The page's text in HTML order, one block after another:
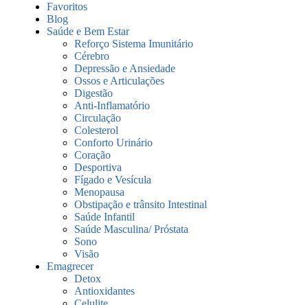
Favoritos
Blog
Saúde e Bem Estar
Reforço Sistema Imunitário
Cérebro
Depressão e Ansiedade
Ossos e Articulações
Digestão
Anti-Inflamatório
Circulação
Colesterol
Conforto Urinário
Coração
Desportiva
Fígado e Vesícula
Menopausa
Obstipação e trânsito Intestinal
Saúde Infantil
Saúde Masculina/ Próstata
Sono
Visão
Emagrecer
Detox
Antioxidantes